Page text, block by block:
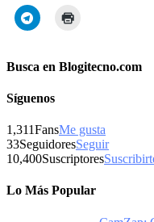
Busca en Blogitecno.com
Síguenos
1,311FansMe gusta
33SeguidoresSeguir
10,400Suscriptores
Lo Más Popular